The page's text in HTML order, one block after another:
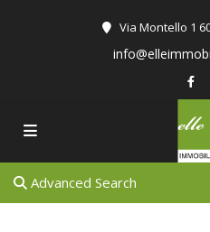
Via Montello 1
Advanced Search